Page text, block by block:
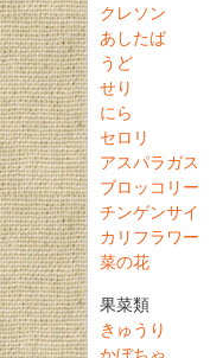
クレソン
あしたば
うど
せり
にら
セロリ
アスパラガス
ブロッコリー
チンゲンサイ
カリフラワー
菜の花
果菜類
きゅうり